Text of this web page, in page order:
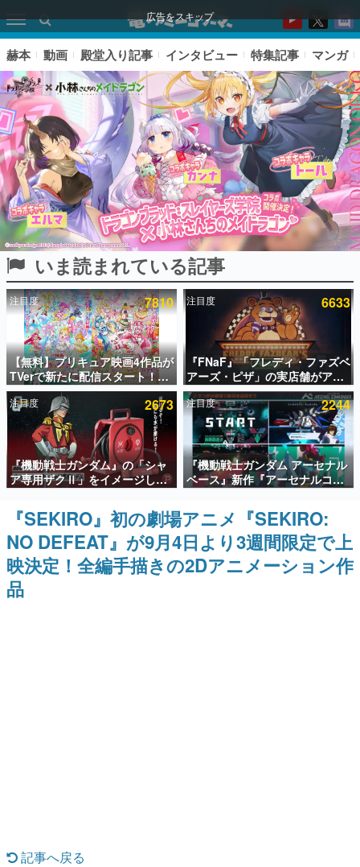
広告をスキップ
ピックアップ
電ファミのいま読まれている記事ランキング
アプリセール情報
インタビュー
連載・特集一覧
殿堂入り記事
SNS拡散数が数千以上！ ページビュー数万以上！ などな
ど。多くの人々に読まれた、電ファミ渾身の“殿堂入り”記
事をまとめました。
ゲームの企画書
名作ゲームクリエイターの方々に製作時のエピソードをお
聞きし、ヒットする企画（ゲーム）とは何か？を探ってい
きます。
赫本 動画 殿堂入り記事 インタビュー 特集記事 マンガ
いま読まれている記事
注目度 7810
【無料】プリキュア映画4作品が
TVerで新たに配信スタート！な
んと2018年～2024年の映画ほぼ
すべてが見放題に、ぶっちゃけ
ありえないラインナップ
注目度 6633
『FNaF』「フレディ・ファズベ
アーズ・ピザ」の実店舗がアメ
リカの商業施設「American
Dream」に2027年オープン！
ScottGamesとの共同開発、食
事だけでなくステージショーや
没入型のホラー体験も楽しめる
注目度 2673
『機動戦士ガンダム』の「シャ
ア専用ザクⅡ」をイメージした
散水ホースリールが予約開始。
本体にはシャアのパーソナルマ
ークやジオン公国軍のエンブレ
ム、型式番号などを配置
注目度 2244
『機動戦士ガンダム アーセナル
ベース』新作『アーセナルコマ
ンダー』発表！
『SEKIRO』初の劇場アニメ『SEKIRO:
NO DEFEAT』が9月4日より3週間限定で上
映決定！全編手描きの2Dアニメーション作
品
記事へ戻る